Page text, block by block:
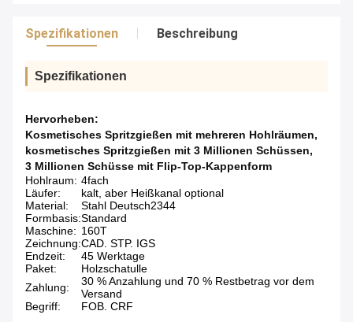
Spezifikationen Beschreibung
Spezifikationen
Hervorheben:
Kosmetisches Spritzgießen mit mehreren Hohlräumen,
kosmetisches Spritzgießen mit 3 Millionen Schüssen,
3 Millionen Schüsse mit Flip-Top-Kappenform
Hohlraum: 4fach
Läufer:
kalt, aber Heißkanal optional
Material:
Stahl Deutsch2344
Formbasis:Standard
Maschine: 160T
Zeichnung:CAD. STP. IGS
Endzeit:
45 Werktage
Paket:
Holzschatulle
Zahlung:
30 % Anzahlung und 70 % Restbetrag vor dem
Versand
Begriff:
FOB. CRF